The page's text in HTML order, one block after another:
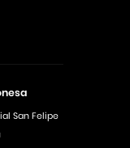
San Felipe